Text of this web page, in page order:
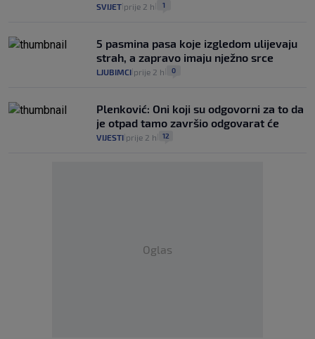
SVIJET prije 2 h 1
5 pasmina pasa koje izgledom ulijevaju
strah, a zapravo imaju nježno srce
LJUBIMCI prije 2 h 0
Plenković: Oni koji su odgovorni za to da
je otpad tamo završio odgovarat će
VIJESTI prije 2 h 12
Oglas